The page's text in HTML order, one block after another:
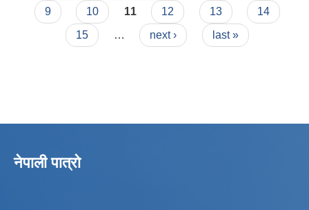
9
10 11 12 13
14
15
… next › last »
नेपाली पात्रो